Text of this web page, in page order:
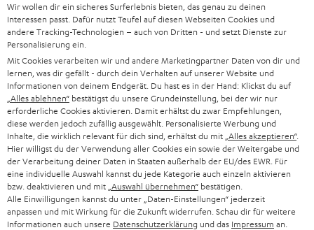
Heimkino Magazin
12-01/2017
Mehr...
Zubehör
Notwendiges Zubehör ist im Lieferumfang
enthalten.
Wir wollen dir ein sicheres Surferlebnis bieten, das genau zu deinen
Interessen passt. Dafür nutzt Teufel auf diesen Webseiten Cookies und
andere Tracking-Technologien – auch von Dritten - und setzt Dienste zur
Personalisierung ein.
Mit Cookies verarbeiten wir und andere Marketingpartner Daten von dir und
lernen, was dir gefällt - durch dein Verhalten auf unserer Website und
Informationen von deinem Endgerät. Du hast es in der Hand: Klickst du auf
„Alles ablehnen“ bestätigst du unsere Grundeinstellung, bei der wir nur
erforderliche Cookies aktivieren. Damit erhältst du zwar Empfehlungen,
diese werden jedoch zufällig ausgewählt. Personalisierte Werbung und
Inhalte, die wirklich relevant für dich sind, erhältst du mit „Alles akzeptieren“.
Hier willigst du der Verwendung aller Cookies ein sowie der Weitergabe und
der Verarbeitung deiner Daten in Staaten außerhalb der EU/des EWR. Für
eine individuelle Auswahl kannst du jede Kategorie auch einzeln aktivieren
bzw. deaktivieren und mit „Auswahl übernehmen“ bestätigen.
Alle Einwilligungen kannst du unter „Daten-Einstellungen“ jederzeit
anpassen und mit Wirkung für die Zukunft widerrufen. Schau dir für weitere
Informationen auch unsere Datenschutzerklärung und das Impressum an.